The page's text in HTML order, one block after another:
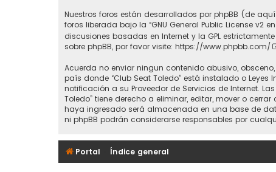
Nuestros foros están desarrollados por phpBB (de aquí
foros liberada bajo la “GNU General Public License v2
discusiones basadas en Internet y la GPL
sobre phpBB, por favor visite: https://www.phpbb.com/
Acuerda no enviar ningun contenido abusivo,
país donde “Club Seat Toledo” está instalado o
notificación a su Proveedor de Servicios de Internet.
Toledo” tiene derecho a eliminar, editar, mover o
haya ingresado será almacenada en una base de
ni phpBB podrán considerarse responsables por
Portal Índice general